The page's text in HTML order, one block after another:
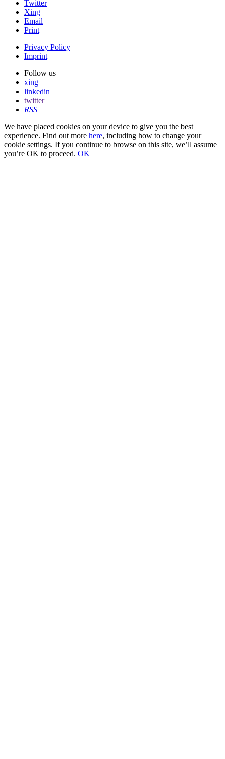
Twitter
Xing
Email
Print
Privacy Policy
Imprint
Follow us
xing
linkedin
twitter
RSS
We have placed cookies on your device to give you the best
experience. Find out more here, including how to change your
cookie settings. If you continue to browse on this site, we’ll assume
you’re OK to proceed. OK